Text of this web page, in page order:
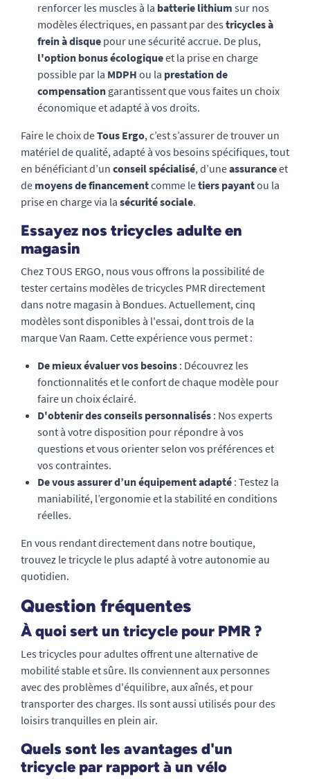
renforcer les muscles à la batterie lithium sur nos
modèles électriques, en passant par des tricycles à
frein à disque pour une sécurité accrue. De plus,
l'option bonus écologiqueet la prise en charge
possible par la MDPH ou la prestation de
compensation garantissent que vous faites un choix
économique et adapté à vos droits.
Faire le choix deTous Ergo, c’est s’assurer de trouver un
matériel de qualité, adapté à vos besoins spécifiques, tout
en bénéficiant d’un conseil spécialisé, d’uneassuranceet
de moyens de financementcomme letiers payantou la
prise en charge via la sécurité sociale.
Essayez nos tricycles adulte en
magasin
Chez TOUS ERGO, nous vous offrons la possibilité de
tester certains modèles de tricycles PMR directement
dans notre magasin à Bondues. Actuellement, cinq
modèles sont disponibles à l'essai, dont trois de la
marque Van Raam. Cette expérience vous permet :
De mieux évaluer vos besoins : Découvrez les
fonctionnalités et le confort de chaque modèle pour
faire un choix éclairé.
D'obtenir des conseils personnalisés : Nos experts
sont à votre disposition pour répondre à vos
questions et vous orienter selon vos préférences et
vos contraintes.
De vous assurer d’un équipement adapté : Testez la
maniabilité, l’ergonomie et la stabilité en conditions
réelles.
En vous rendant directement dans notre boutique,
trouvez le tricycle le plus adapté à votre autonomie au
quotidien.
Question fréquentes
À quoi sert un tricycle pour PMR ?
Les tricycles pour adultes offrent une alternative de
mobilité stable et sûre. Ils conviennent aux personnes
avec des problèmes d'équilibre, aux aînés, et pour
transporter des charges. Ils sont aussi utilisés pour des
loisirs tranquilles en plein air.
Quels sont les avantages d'un
tricycle par rapport à un vélo